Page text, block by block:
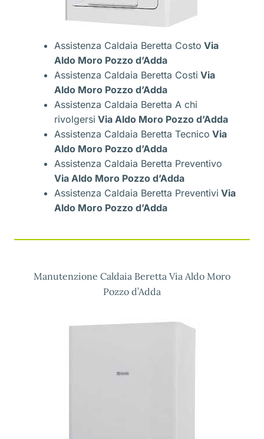
Assistenza Caldaia Beretta Costo Via
Aldo Moro Pozzo d’Adda
Assistenza Caldaia Beretta Costi Via
Aldo Moro Pozzo d’Adda
Assistenza Caldaia Beretta A chi
rivolgersi Via Aldo Moro Pozzo d’Adda
Assistenza Caldaia Beretta Tecnico Via
Aldo Moro Pozzo d’Adda
Assistenza Caldaia Beretta Preventivo
Via Aldo Moro Pozzo d’Adda
Assistenza Caldaia Beretta Preventivi Via
Aldo Moro Pozzo d’Adda
Manutenzione Caldaia Beretta Via Aldo Moro
Pozzo d’Adda